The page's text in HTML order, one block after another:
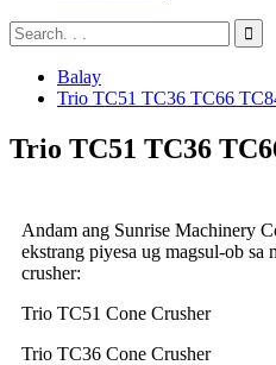
Balay
Trio TC51 TC36 TC66
Trio TC51 TC36
Andam ang Sunrise Machinery
ekstrang piyesa ug magsul-ob sa
crusher:
Trio TC51 Cone Crusher
Trio TC36 Cone Crusher